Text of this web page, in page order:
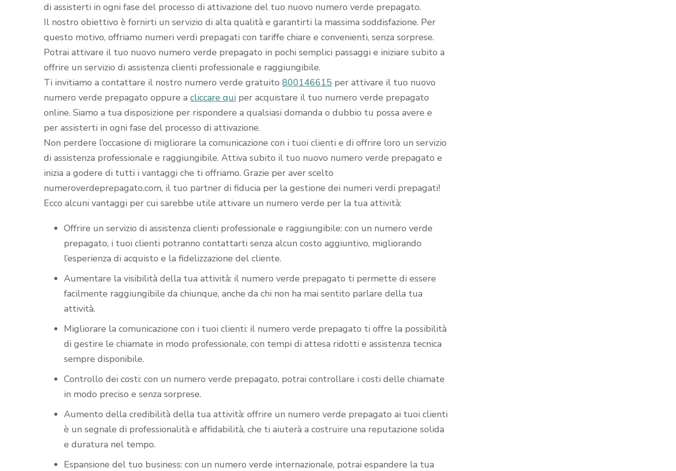
di assisterti in ogni fase del processo di attivazione del tuo nuovo numero verde prepagato.
Il nostro obiettivo è fornirti un servizio di alta qualità e garantirti la massima soddisfazione. Per
questo motivo, offriamo numeri verdi prepagati con tariffe chiare e convenienti, senza sorprese.
Potrai attivare il tuo nuovo numero verde prepagato in pochi semplici passaggi e iniziare subito a
offrire un servizio di assistenza clienti professionale e raggiungibile.
Ti invitiamo a contattare il nostro numero verde gratuito 800146615 per attivare il tuo nuovo
numero verde prepagato oppure a cliccare qui per acquistare il tuo numero verde prepagato
online. Siamo a tua disposizione per rispondere a qualsiasi domanda o dubbio tu possa avere e
per assisterti in ogni fase del processo di attivazione.
Non perdere l’occasione di migliorare la comunicazione con i tuoi clienti e di offrire loro un servizio
di assistenza professionale e raggiungibile. Attiva subito il tuo nuovo numero verde prepagato e
inizia a godere di tutti i vantaggi che ti offriamo. Grazie per aver scelto
numeroverdeprepagato.com, il tuo partner di fiducia per la gestione dei numeri verdi prepagati!
Ecco alcuni vantaggi per cui sarebbe utile attivare un numero verde per la tua attività:
Offrire un servizio di assistenza clienti professionale e raggiungibile: con un numero verde
prepagato, i tuoi clienti potranno contattarti senza alcun costo aggiuntivo, migliorando
l’esperienza di acquisto e la fidelizzazione del cliente.
Aumentare la visibilità della tua attività: il numero verde prepagato ti permette di essere
facilmente raggiungibile da chiunque, anche da chi non ha mai sentito parlare della tua
attività.
Migliorare la comunicazione con i tuoi clienti: il numero verde prepagato ti offre la possibilità
di gestire le chiamate in modo professionale, con tempi di attesa ridotti e assistenza tecnica
sempre disponibile.
Controllo dei costi: con un numero verde prepagato, potrai controllare i costi delle chiamate
in modo preciso e senza sorprese.
Aumento della credibilità della tua attività: offrire un numero verde prepagato ai tuoi clienti
è un segnale di professionalità e affidabilità, che ti aiuterà a costruire una reputazione solida
e duratura nel tempo.
Espansione del tuo business: con un numero verde internazionale, potrai espandere la tua